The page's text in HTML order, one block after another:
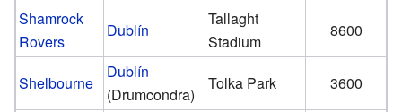
Shamrock
Rovers
Dublín
Tallaght
Stadium
8600
Shelbourne
Dublín
(Drumcondra)
Tolka Park
3600